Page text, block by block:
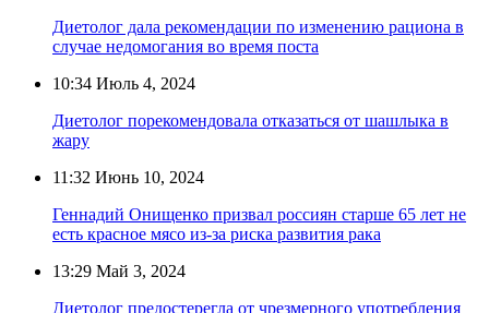
Диетолог дала рекомендации по изменению рациона в
случае недомогания во время поста
10:34 Июль 4, 2024
Диетолог порекомендовала отказаться от шашлыка в
жару
11:32 Июнь 10, 2024
Геннадий Онищенко призвал россиян старше 65 лет не
есть красное мясо из-за риска развития рака
13:29 Май 3, 2024
Диетолог предостерегла от чрезмерного употребления